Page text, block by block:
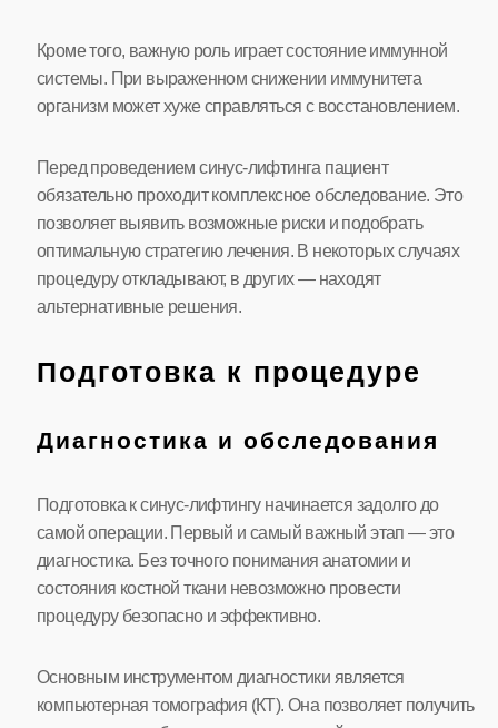
Кроме того, важную роль играет состояние иммунной
системы. При выраженном снижении иммунитета
организм может хуже справляться с восстановлением.
Перед проведением синус-лифтинга пациент
обязательно проходит комплексное обследование. Это
позволяет выявить возможные риски и подобрать
оптимальную стратегию лечения. В некоторых случаях
процедуру откладывают, в других — находят
альтернативные решения.
Подготовка к процедуре
Диагностика и обследования
Подготовка к синус-лифтингу начинается задолго до
самой операции. Первый и самый важный этап — это
диагностика. Без точного понимания анатомии и
состояния костной ткани невозможно провести
процедуру безопасно и эффективно.
Основным инструментом диагностики является
компьютерная томография (КТ). Она позволяет получить